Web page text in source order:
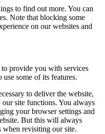
to find out more. You can
Note that blocking some
on our websites and
to provide you with services
some of its features.
to deliver the website,
site functions. You always
your browser settings and
But this will always
when revisiting our site.